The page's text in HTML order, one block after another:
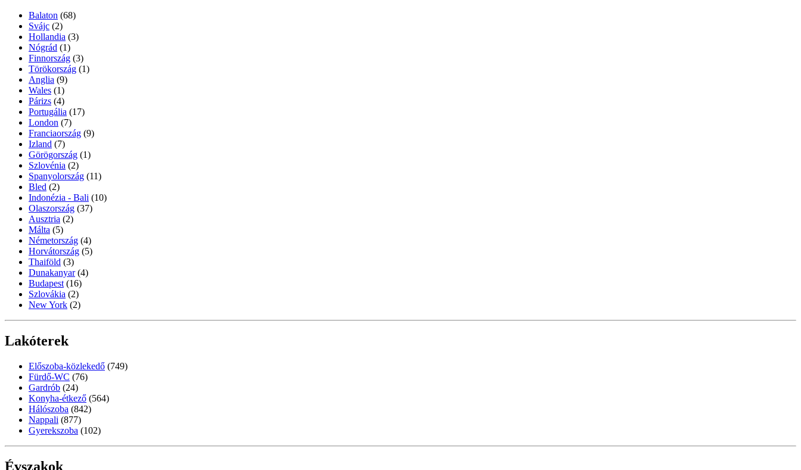
Balaton (68)
Svájc (2)
Hollandia (3)
Nógrád (1)
Finnország (3)
Törökország (1)
Anglia (9)
Wales (1)
Párizs (4)
Portugália (17)
London (7)
Franciaország (9)
Izland (7)
Görögország (1)
Szlovénia (2)
Spanyolország (11)
Bled (2)
Indonézia - Bali (10)
Olaszország (37)
Ausztria (2)
Málta (5)
Németország (4)
Horvátország (5)
Thaiföld (3)
Dunakanyar (4)
Budapest (16)
Szlovákia (2)
New York (2)
Lakóterek
Előszoba-közlekedő (749)
Fürdő-WC (76)
Gardrób (24)
Konyha-étkező (564)
Hálószoba (842)
Nappali (877)
Gyerekszoba (102)
Évszakok